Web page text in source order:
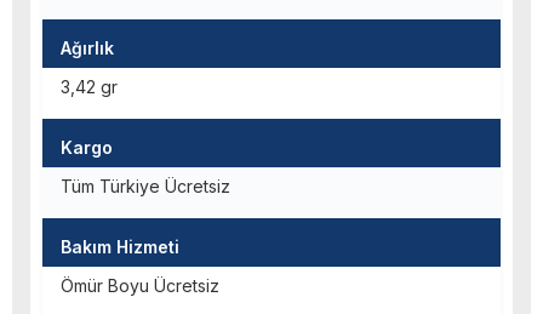
Ağırlık
3,42 gr
Kargo
Tüm Türkiye Ücretsiz
Bakım Hizmeti
Ömür Boyu Ücretsiz